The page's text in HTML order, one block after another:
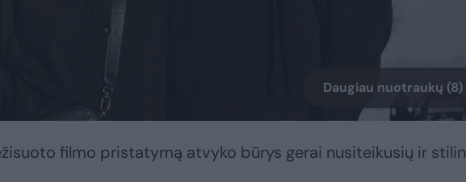
Daugiau nuotraukų (8)
filmo pristatymą atvyko būrys gerai nusiteikusių ir